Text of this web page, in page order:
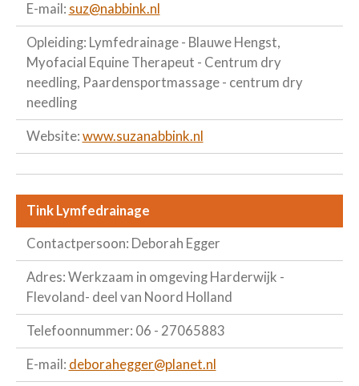
E-mail: suz@nabbink.nl
Opleiding: Lymfedrainage - Blauwe Hengst,
Myofacial Equine Therapeut - Centrum dry
needling, Paardensportmassage - centrum dry
needling
Website: www.suzanabbink.nl
Tink Lymfedrainage
Contactpersoon: Deborah Egger
Adres: Werkzaam in omgeving Harderwijk -
Flevoland- deel van Noord Holland
Telefoonnummer: 06 - 27065883
E-mail: deborahegger@planet.nl